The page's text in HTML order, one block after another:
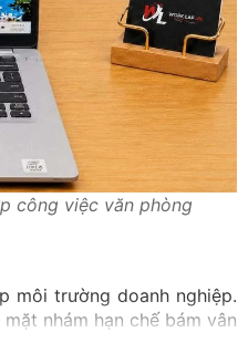
công việc văn phòng
môi trường doanh nghiệp.
nhám hạn chế bám vân